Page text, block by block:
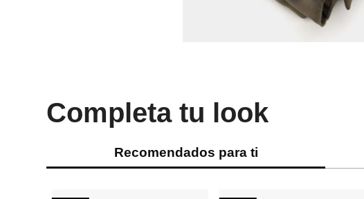
Completa tu look
Recomendados para ti